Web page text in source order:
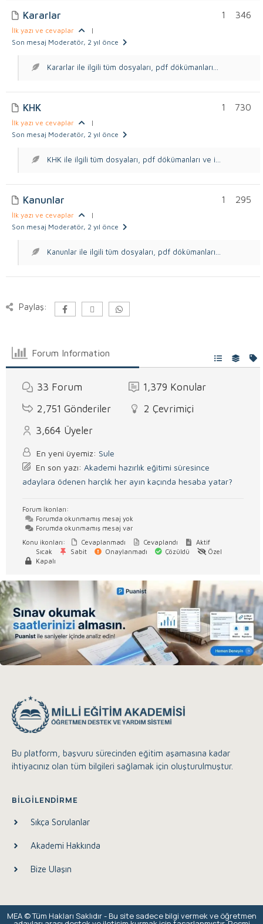
Kararlar
İlk yazı ve cevaplar
|
Son mesaj Moderatör, 2 yıl önce
346
1
Kararlar ile ilgili tüm dosyaları, pdf dökümanları...
KHK
İlk yazı ve cevaplar
|
Son mesaj Moderatör, 2 yıl önce
730
1
KHK ile ilgili tüm dosyaları, pdf dökümanları ve i...
Kanunlar
İlk yazı ve cevaplar
|
Son mesaj Moderatör, 2 yıl önce
295
1
Kanunlar ile ilgili tüm dosyaları, pdf dökümanları...
Paylaş:
Forum Information
33 Forum 1,379 Konular
2,751 Gönderiler 2 Çevrimiçi
3,664 Üyeler
En yeni üyemiz: Sule
En son yazı: Akademi hazırlık eğitimi süresince
adaylara ödenen harçlık her ayın kaçında hesaba yatar?
Forum İkonları:
Forumda okunmamış mesaj yok
Forumda okunmamış mesaj var
Konu ikonları:
Cevaplanmadı Cevaplandı
Aktif
Sıcak
Sabit Onaylanmadı Çözüldü
Özel
Kapalı
Bu platform, başvuru sürecinden eğitim aşamasına kadar
ihtiyacınız olan tüm bilgileri sağlamak için oluşturulmuştur.
BILGILENDIRME
Sıkça Sorulanlar
Akademi Hakkında
Bize Ulaşın
MEA © Tüm Hakları Saklıdır - Bu site sadece bilgi vermek ve öğretmen